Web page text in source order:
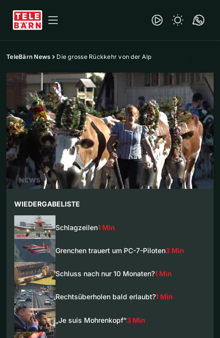
TeleBärn News Die grosse Rückkehr von der Alp
WIEDERGABELISTE
Schlagzeilen1 Min
Grenchen trauert um PC-7-Piloten3 Min
Schluss nach nur 10 Monaten?1 Min
Rechtsüberholen bald erlaubt?1 Min
„Je suis Mohrenkopf“3 Min